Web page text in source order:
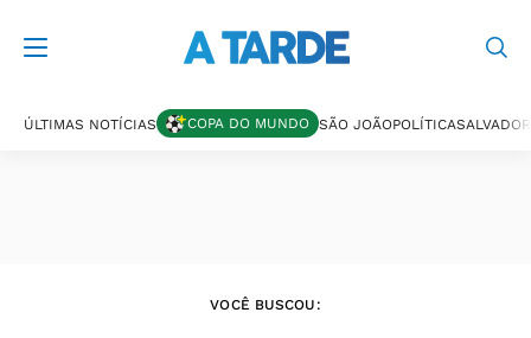
ÚLTIMAS NOTÍCIAS COPA DO MUNDO SÃO JOÃOPOLÍTICASALVADOR
VOCÊ BUSCOU: